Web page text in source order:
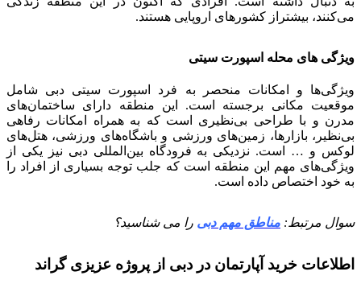
می‌کنند، بیشتراز کشورهای اروپایی هستند.
ویژگی های محله اسپورت سیتی
ویژگی‌ها و امکانات منحصر به فرد اسپورت سیتی دبی شامل
موقعیت مکانی برجسته است. این منطقه دارای ساختمان‌های
مدرن و با طراحی بی‌نظیری است که به همراه امکانات رفاهی
بی‌نظیر، بازارها، زمین‌های ورزشی و باشگاه‌های ورزشی، هتل‌های
لوکس و … است. نزدیکی به فرودگاه بین‌المللی دبی نیز یکی از
ویژگی‌های مهم این منطقه است که جلب توجه بسیاری از افراد را
به خود اختصاص داده است.
سوال مرتبط: مناطق مهم دبی را می شناسید؟
اطلاعات خرید آپارتمان در دبی از پروژه عزیزی گراند